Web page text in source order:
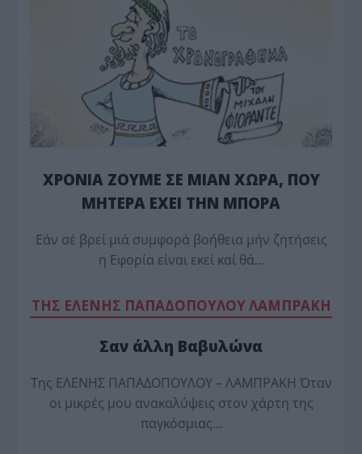
ΧΡΟΝΙΑ ΖΟΥΜΕ ΣΕ ΜΙΑΝ ΧΩΡΑ, ΠΟΥ
ΜΗΤΕΡΑ ΕΧΕΙ ΤΗΝ ΜΠΟΡΑ
Εάν σέ βρεί μιά συμφορά βοήθεια μήν ζητήσεις
η Εφορία είναι εκεί καί θά…
TΗΣ ΕΛΕΝΗΣ ΠΑΠΑΔΟΠΟΥΛΟΥ ΛΑΜΠΡΑΚΗ
Σαν άλλη Βαβυλώνα
Της ΕΛΕΝΗΣ ΠΑΠΑΔΟΠΟΥΛΟΥ – ΛΑΜΠΡΑΚΗ Όταν
οι μικρές μου ανακαλύψεις στον χάρτη της
παγκόσμιας…